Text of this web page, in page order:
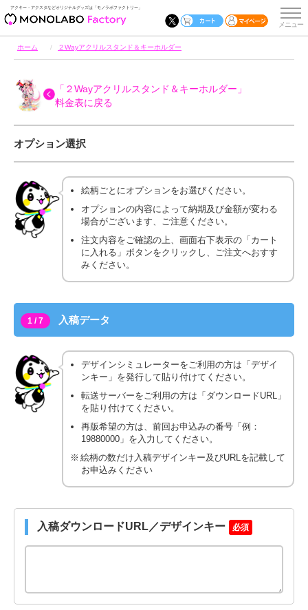
アクキー・アクスタなどオリジナルグッズは「モノラボファクトリー」
ホーム ２Wayアクリルスタンド＆キーホルダー
「２Wayアクリルスタンド＆キーホルダー」
料金表に戻る
オプション選択
絵柄ごとにオプションをお選びください。
オプションの内容によって納期及び金額が変わる
場合がございます、ご注意ください。
注文内容をご確認の上、画面右下表示の「カート
に入れる」ボタンをクリックし、ご注文へおすす
みください。
1 / 7 入稿データ
デザインシミュレーターをご利用の方は「デザイ
ンキー」を発行して貼り付けてください。
転送サーバーをご利用の方は「ダウンロードURL」
を貼り付けてください。
再版希望の方は、前回お申込みの番号「例：
19880000」を入力してください。
絵柄の数だけ入稿デザインキー及びURLを記載して
お申込みください
入稿ダウンロードURL／デザインキー 必須